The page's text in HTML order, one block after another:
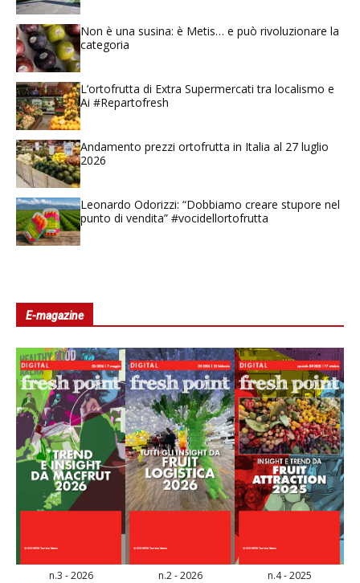
Non è una susina: è Metis… e può rivoluzionare la
categoria
L’ortofrutta di Extra Supermercati tra localismo e
Ai #Repartofresh
Andamento prezzi ortofrutta in Italia al 27 luglio
2026
Leonardo Odorizzi: “Dobbiamo creare stupore nel
punto di vendita” #vocidellortofrutta
E-magazine
n.3 - 2026 n.2 - 2026 n.4 - 2025